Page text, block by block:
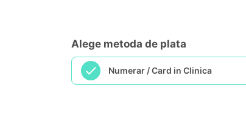
Alege metoda de plata
Numerar / Card in Clinica